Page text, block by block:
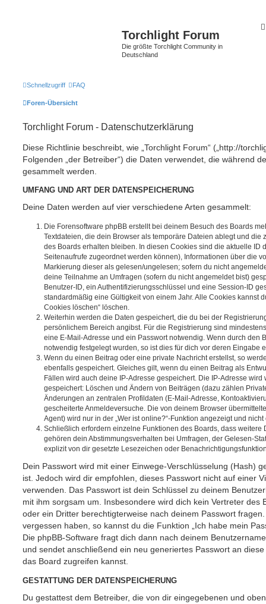
Torchlight Forum
Die größte Torchlight Community in
Deutschland
Schnellzugriff FAQ
Foren-Übersicht
Torchlight Forum - Datenschutzerklärung
Diese Richtlinie beschreibt, wie „Torchlight Forum“ („http://
Folgenden „der Betreiber“) die Daten verwendet, die während
gesammelt werden.
UMFANG UND ART DER DATENSPEICHERUNG
Deine Daten werden auf vier verschiedene Arten gesammelt:
Die Forensoftware phpBB erstellt bei deinem Besuch des Boards
Textdateien, die dein Browser als temporäre Dateien ablegt und die
des Boards erhalten bleiben. In diesen Cookies sind die aktuelle ID
Seitenaufrufe zugeordnet werden können), Informationen über die
Markierung dieser als gelesen/ungelesen; sofern du nicht
deine Teilnahme an Umfragen (sofern du nicht angemeldet bist)
Benutzer-ID, ein Authentifizierungsschlüssel und eine Session-ID
standardmäßig eine Gültigkeit von einem Jahr. Alle Cookies kannst
Cookies löschen“ löschen.
Weiterhin werden die Daten gespeichert, die du bei der
persönlichem Bereich angibst. Für die Registrierung sind
eine E-Mail-Adresse und ein Passwort notwendig. Wenn durch den
notwendig festgelegt wurden, so ist dies für dich vor deren Eingabe
Wenn du einen Beitrag oder eine private Nachricht erstellst, so
ebenfalls gespeichert. Gleiches gilt, wenn du einen Beitrag als
Fällen wird auch deine IP-Adresse gespeichert. Die IP-Adresse
gespeichert: Löschen und Ändern von Beiträgen (dazu zählen
Änderungen an zentralen Profildaten (E-Mail-Adresse,
gescheiterte Anmeldeversuche. Die von deinem Browser
Agent) wird nur in der „Wer ist online?“-Funktion angezeigt und
Schließlich erfordern einzelne Funktionen des Boards, dass weitere
gehören dein Abstimmungsverhalten bei Umfragen, der Gelesen-
explizit von dir gesetzte Lesezeichen oder
Dein Passwort wird mit einer Einwege-Verschlüsselung (Hash)
ist. Jedoch wird dir empfohlen, dieses Passwort nicht auf einer
verwenden. Das Passwort ist dein Schlüssel zu deinem
mit ihm sorgsam um. Insbesondere wird dich kein Vertreter des
oder ein Dritter berechtigterweise nach deinem Passwort
vergessen haben, so kannst du die Funktion „Ich habe mein
Die phpBB-Software fragt dich dann nach deinem
und sendet anschließend ein neu generiertes Passwort an
das Board zugreifen kannst.
GESTATTUNG DER DATENSPEICHERUNG
Du gestattest dem Betreiber, die von dir eingegebenen und